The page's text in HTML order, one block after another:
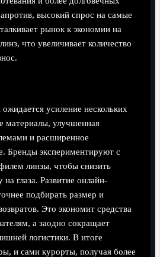
высокий спрос на самые
рынок к экономии на
что увеличивает количество
усиление нескольких
материалы, улучшенная
и расширенное
Бренды экспериментируют с
линзы, чтобы снизить
на глаза. Развитие онлайн-
подбирать размер и
Это экономит средства
а заодно сокращает
логистики. В итоге
и сами курорты, получая более